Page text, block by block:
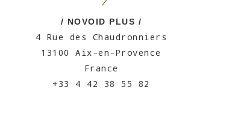
/ NOVOID PLUS /
4 Rue des Chaudronniers
13100 Aix-en-Provence
France
+33 4 42 38 55 82